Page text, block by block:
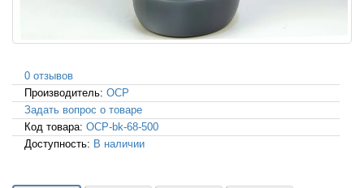
0 отзывов
Производитель: OCP
Задать вопрос о товаре
Код товара: OCP-bk-68-500
Доступность: В наличии